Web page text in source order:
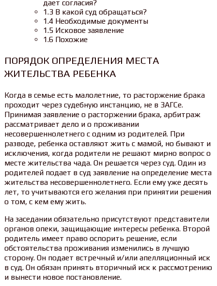
дает согласия?
1.3 В какой суд обращаться?
1.4 Необходимые документы
1.5 Исковое заявление
1.6 Похожие
ПОРЯДОК ОПРЕДЕЛЕНИЯ МЕСТА
ЖИТЕЛЬСТВА РЕБЕНКА
Когда в семье есть малолетние, то расторжение брака
проходит через судебную инстанцию, не в ЗАГСе.
Принимая заявление о расторжении брака, арбитраж
рассматривает дело и о проживании
несовершеннолетнего с одним из родителей. При
разводе, ребенка оставляют жить с мамой, но бывают и
исключения, когда родители не решают мирно вопрос о
месте жительства чада. Он решается через суд. Один из
родителей подает в суд заявление на определение места
жительства несовершеннолетнего. Если ему уже десять
лет, то учитываются его желания при принятии решения
о том, с кем ему жить.
На заседании обязательно присутствуют представители
органов опеки, защищающие интересы ребенка. Второй
родитель имеет право оспорить решение, если
обстоятельства проживания изменились в лучшую
сторону. Он подает встречный и/или апелляционный иск
в суд. Он обязан принять вторичный иск к рассмотрению
и вынести новое постановление.